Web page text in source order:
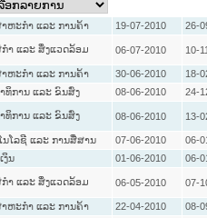
ຫະກຳ ແລະ ການຄ້າ 19-07-2010 26-
ຳ ແລະ ສິ່ງແວດລ້ອມ 06-07-2010 10-
ຫະກຳ ແລະ ການຄ້າ 30-06-2010 18-
ທິການ ແລະ ຂົນສົ່ງ 08-06-2010 24-
ທິການ ແລະ ຂົນສົ່ງ 08-06-2010 13-
ນໂລຊີ ແລະ ການສື່ສານ 07-06-2010 06-
ງິນ 01-06-2010 06-
ຳ ແລະ ສິ່ງແວດລ້ອມ 06-05-2010 07-
ຫະກຳ ແລະ ການຄ້າ 22-04-2010 08-